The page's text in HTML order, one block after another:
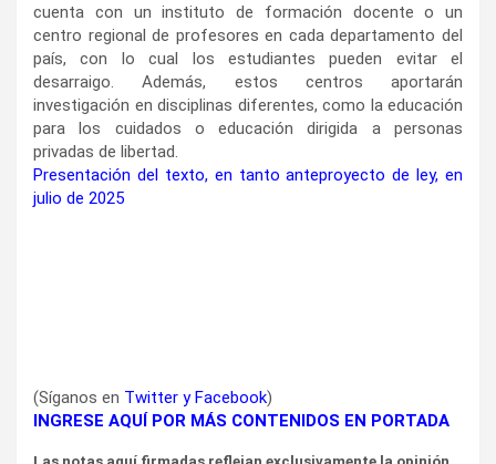
cuenta con un instituto de formación docente o un
centro regional de profesores en cada departamento del
país, con lo cual los estudiantes pueden evitar el
desarraigo. Además, estos centros aportarán
investigación en disciplinas diferentes, como la educación
para los cuidados o educación dirigida a personas
privadas de libertad.
Presentación del texto, en tanto anteproyecto de ley, en
julio de 2025
(Síganos en Twitter yFacebook)
INGRESE AQUÍ POR MÁS CONTENIDOS EN PORTADA